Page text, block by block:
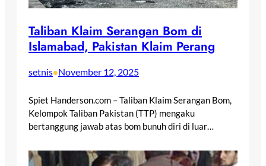
Taliban Klaim Serangan Bom di
Islamabad, Pakistan Klaim Perang
setnis•November 12, 2025
Spiet Handerson.com – Taliban Klaim Serangan Bom,
Kelompok Taliban Pakistan (TTP) mengaku
bertanggung jawab atas bom bunuh diri di luar…